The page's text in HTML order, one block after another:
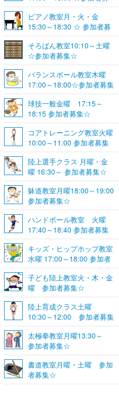
集☆
ピアノ教室月・火・金
15:30～18:30 ☆ 参加者募
集☆
そろばん教室10:10～土曜
☆参加者募集☆
バランスボール教室木曜
17:00～18:00☆参加者募集
☆
球技一般金曜 17:15～
18:15 参加者募集☆
コアトレーニング教室火曜
10:00～11:00 参加者募集
陸上選手クラス 月曜・金
曜 16:30～ 参加者募集☆
躰道教室月曜18:00～19:00
参加者募集☆
ハンドボール教室 火曜
17:40～18:40 参加者募集
☆
キッズ・ヒップホップ教室
水曜 17:00～18:00 参加者
募集☆
子ども陸上教室火・木・金
曜 参加者募集☆
陸上育成クラス土曜
10:30～12:00 参加者募集
☆
太極拳教室月曜13:30～
参加者募集☆
書道教室月曜・土曜 参加
者募集☆